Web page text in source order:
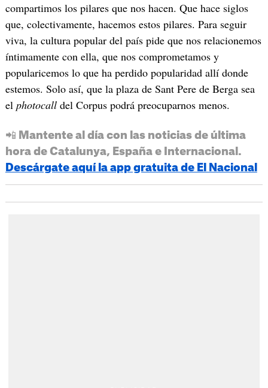
compartimos los pilares que nos hacen. Que hace siglos
que, colectivamente, hacemos estos pilares. Para seguir
viva, la cultura popular del país pide que nos relacionemos
íntimamente con ella, que nos comprometamos y
popularicemos lo que ha perdido popularidad allí donde
estemos. Solo así, que la plaza de Sant Pere de Berga sea
el photocalldel Corpus podrá preocuparnos menos.
📲 Mantente al día con las noticias de última
hora de Catalunya, España e Internacional.
Descárgate aquí la app gratuita de El Nacional